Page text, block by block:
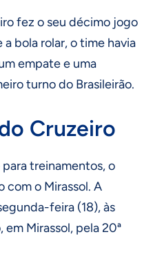
fez o seu décimo jogo
bola rolar, o time havia
empate e uma
turno do Brasileirão.
Cruzeiro
treinamentos, o
com o Mirassol. A
feira (18), às
em Mirassol, pela 20ª